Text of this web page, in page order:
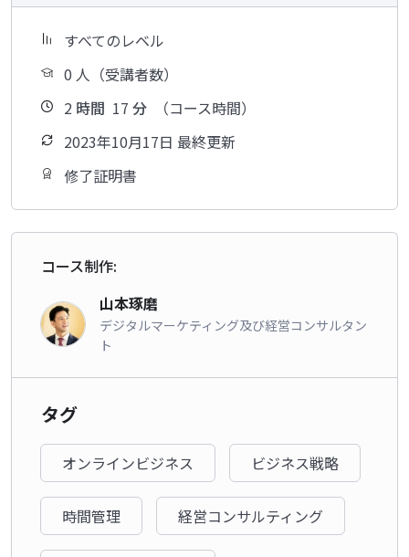
すべてのレベル
0 人（受講者数）
2 時間 17 分
（コース時間）
2023年10月17日 最終更新
修了証明書
コース制作:
山本琢磨
デジタルマーケティング及び経営コンサルタン
ト
タグ
オンラインビジネス ビジネス戦略
時間管理 経営コンサルティング